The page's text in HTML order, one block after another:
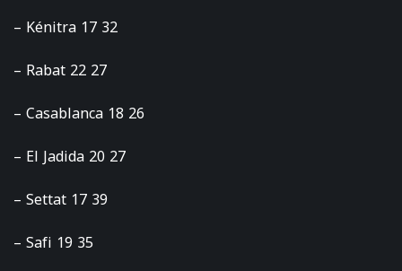
– Kénitra 17 32
– Rabat 22 27
– Casablanca 18 26
– El Jadida 20 27
– Settat 17 39
– Safi 19 35